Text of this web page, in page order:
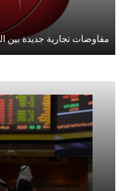
مفاوضات تجارية جديدة بين